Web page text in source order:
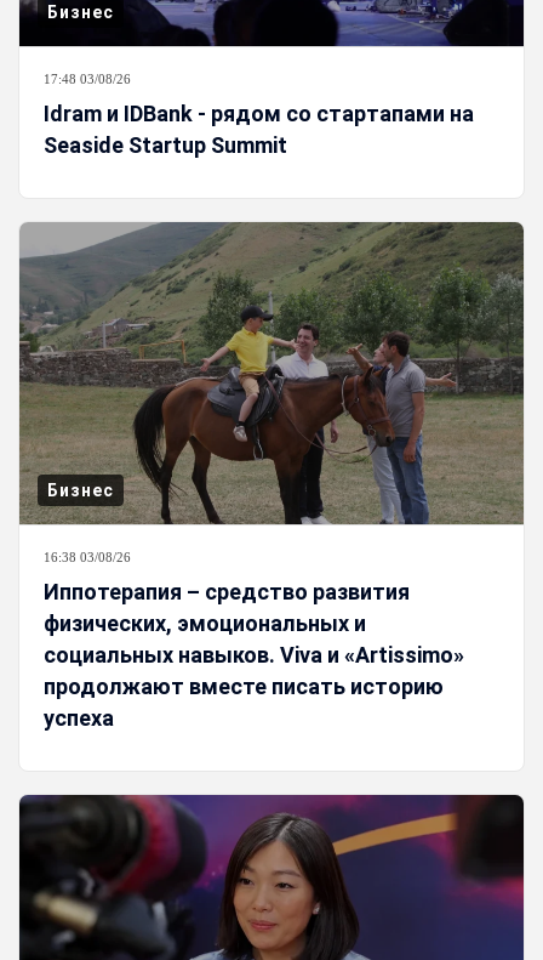
Бизнес
17:48 03/08/26
Idram и IDBank - рядом со стартапами на
Seaside Startup Summit
Бизнес
16:38 03/08/26
Иппотерапия – средство развития
физических, эмоциональных и
социальных навыков. Viva и «Artissimo»
продолжают вместе писать историю
успеха